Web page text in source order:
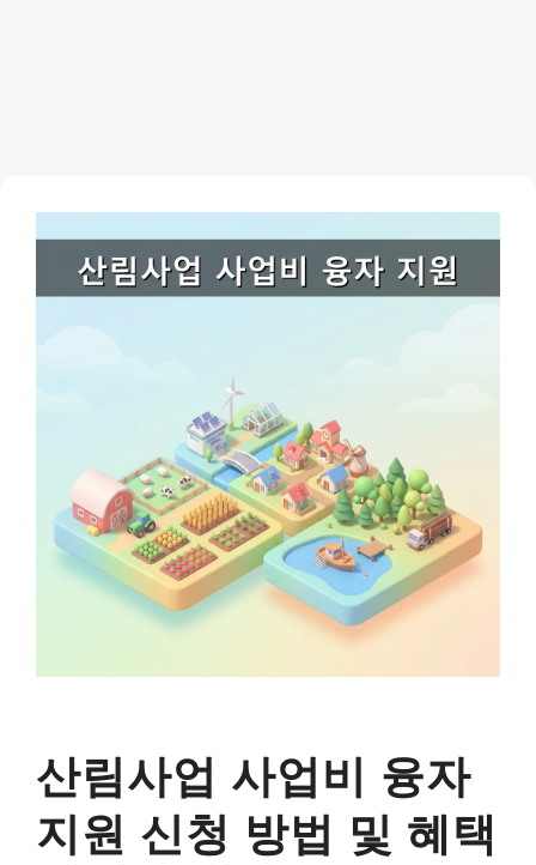
산림사업 사업비 융자
지원 신청 방법 및 혜택